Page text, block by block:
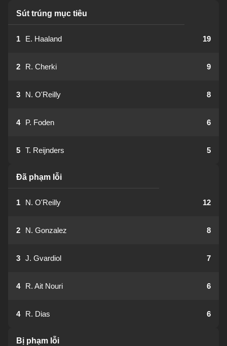
Sút trúng mục tiêu
1 E. Haaland 19
2 R. Cherki 9
3 N. O'Reilly 8
4 P. Foden 6
5 T. Reijnders 5
Đã phạm lỗi
1 N. O'Reilly 12
2 N. Gonzalez 8
3 J. Gvardiol 7
4 R. Ait Nouri 6
4 R. Dias 6
Bị phạm lỗi